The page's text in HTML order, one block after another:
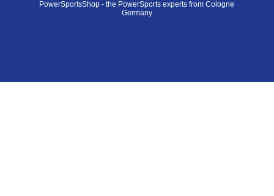
PowerSportsShop - the PowerSports experts from Cologne
Germany